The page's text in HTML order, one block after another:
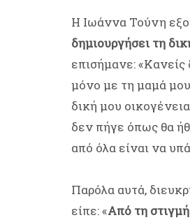
Η Ιωάννα Τούνη
δημιουργήσει τη
επισήμανε:
μόνο με τη μαμά
δική μου
δεν πήγε όπως θα
από όλα είναι να
Παρόλα αυτά,
είπε: «Από τη